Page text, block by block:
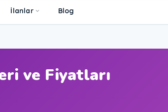
İlanlar Blog
ve Fiyatları